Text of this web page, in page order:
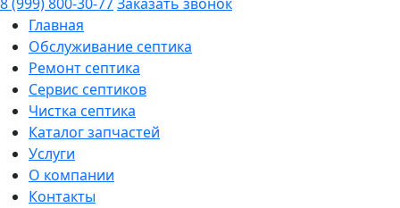
Главная
Обслуживание септика
Ремонт септика
Сервис септиков
Чистка септика
Каталог запчастей
Услуги
О компании
Контакты